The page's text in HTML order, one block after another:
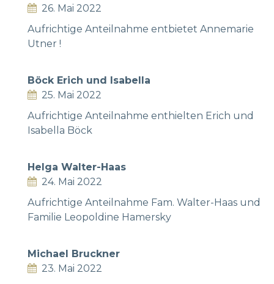
26. Mai 2022
Aufrichtige Anteilnahme entbietet Annemarie
Utner !
Böck Erich und Isabella
25. Mai 2022
Aufrichtige Anteilnahme enthielten Erich und
Isabella Böck
Helga Walter-Haas
24. Mai 2022
Aufrichtige Anteilnahme Fam. Walter-Haas und
Familie Leopoldine Hamersky
Michael Bruckner
23. Mai 2022